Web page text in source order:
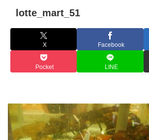
lotte_mart_51
X Facebook
Pocket LINE